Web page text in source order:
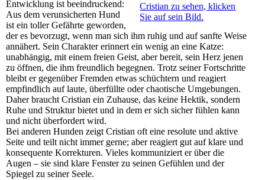
Cristian zu sehen, klicken
Sie auf sein Bild.
Entwicklung ist beeindruckend:
Aus dem verunsicherten Hund
ist ein toller Gefährte geworden,
der es bevorzugt, wenn man sich ihm ruhig und auf sanfte Weise
annähert. Sein Charakter erinnert ein wenig an eine Katze:
unabhängig, mit einem freien Geist, aber bereit, sein Herz jenen
zu öffnen, die ihm freundlich begegnen. Trotz seiner Fortschritte
bleibt er gegenüber Fremden etwas schüchtern und reagiert
empfindlich auf laute, überfüllte oder chaotische Umgebungen.
Daher braucht Cristian ein Zuhause, das keine Hektik, sondern
Ruhe und Struktur bietet und in dem er sich sicher fühlen kann
und nicht überfordert wird.
Bei anderen Hunden zeigt Cristian oft eine resolute und aktive
Seite und teilt nicht immer gerne; aber reagiert gut auf klare und
konsequente Korrekturen. Vieles kommuniziert er über die
Augen – sie sind klare Fenster zu seinen Gefühlen und der
Spiegel zu seiner Seele.